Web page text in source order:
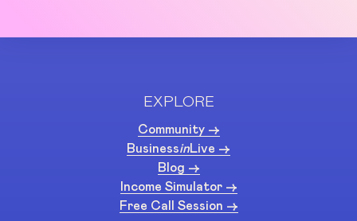
EXPLORE
Community ->
BusinessinLive ->
Blog ->
Income Simulator ->
Free Call Session ->